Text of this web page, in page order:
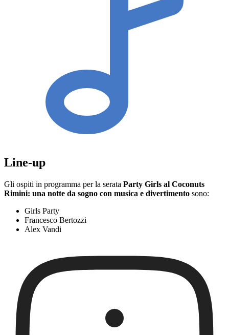
Line-up
Gli ospiti in programma per la serata Party Girls al Coconuts
Rimini: una notte da sogno con musica e divertimento sono:
Girls Party
Francesco Bertozzi
Alex Vandi